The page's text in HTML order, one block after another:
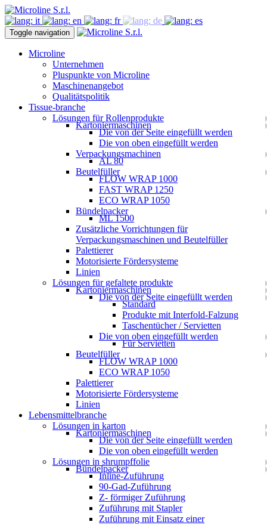
Toggle navigation
Microline
Unternehmen
Pluspunkte von Microline
Maschinenangebot
Qualitätspolitik
Tissue-branche
Lösungen für Rollenprodukte
Kartoniermaschinen
Die von der Seite eingefüllt werden
Die von oben eingefüllt werden
Verpackungsmachinen
AL 80
Beutelfüller
FLOW WRAP 1000
FAST WRAP 1250
ECO WRAP 1050
Bündelpacker
ML 1500
Zusätzliche Vorrichtungen für
Verpackungsmaschinen und Beutelfüller
Palettierer
Motorisierte Fördersysteme
Linien
Lösungen für gefaltete produkte
Kartoniermaschinen
Die von der Seite eingefüllt werden
Standard
Produkte mit Interfold-Falzung
Taschentücher / Servietten
Die von oben eingefüllt werden
Für Servietten
Beutelfüller
FLOW WRAP 1000
ECO WRAP 1050
Palettierer
Motorisierte Fördersysteme
Linien
Lebensmittelbranche
Lösungen in karton
Kartoniermaschinen
Die von der Seite eingefüllt werden
Die von oben eingefüllt werden
Lösungen in shrumpffolie
Bündelpacker
Inline-Zuführung
90-Gad-Zuführung
Z- förmiger Zuführung
Zuführung mit Stapler
Zuführung mit Einsatz einer